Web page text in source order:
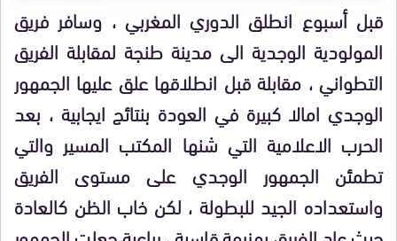
قبل أسبوع انطلق الدوري المغربي ، وسافر فريق
المولودية الوجدية الى مدينة طنجة لمقابلة الفريق
التطواني ، مقابلة قبل انطلاقها علق عليها الجمهور
الوجدي امالا كبيرة في العودة بنتائج ايجابية ، بعد
الحرب الاعلامية التي شنها المكتب المسير والتي
تطمئن الجمهور الوجدي على مستوى الفريق
واستعداده الجيد للبطولة ، لكن خاب الظن كالعادة